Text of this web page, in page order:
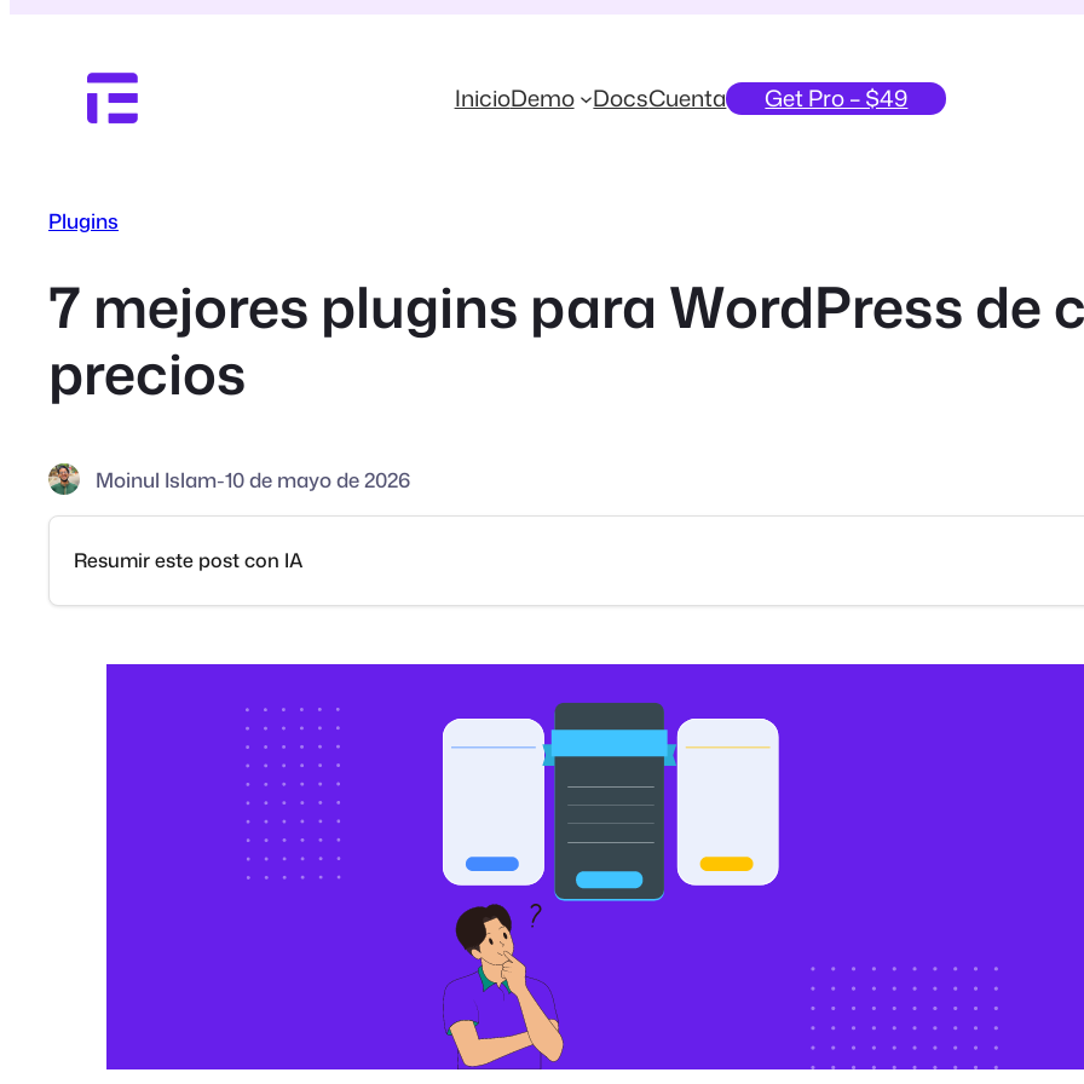
contenido
InicioDemo DocsCuenta Get Pro – $49
Plugins
7 mejores plugins para WordPress de
precios
Moinul Islam-10 de mayo de 2026
Resumir este post con IA